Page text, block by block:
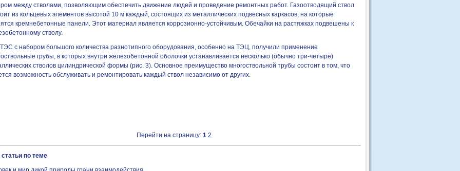
между стволами, позволяющим обеспечить движение людей и проведение ремонтных работ. Газоотводящий ствол
из кольцевых элементов высотой 10 м каждый, состоящих из металлических подвесных каркасов, на которые
кремнебетонные панели. Этот материал является коррозионно-устойчивым. Обечайки на растяжках подвешены к
стволу.
с набором большого количества разнотипного оборудования, особенно на ТЭЦ, получили применение
грубы, в которых внутри железобетонной оболочки устанавливается несколько (обычно три-четыре)
стволов цилиндрической формы (рис. 3). Основное преимущество многоствольной трубы состоит в том, что
возможность обслуживать и ремонтировать каждый ствол независимо от других.
Перейти на страницу: 1 2
по теме